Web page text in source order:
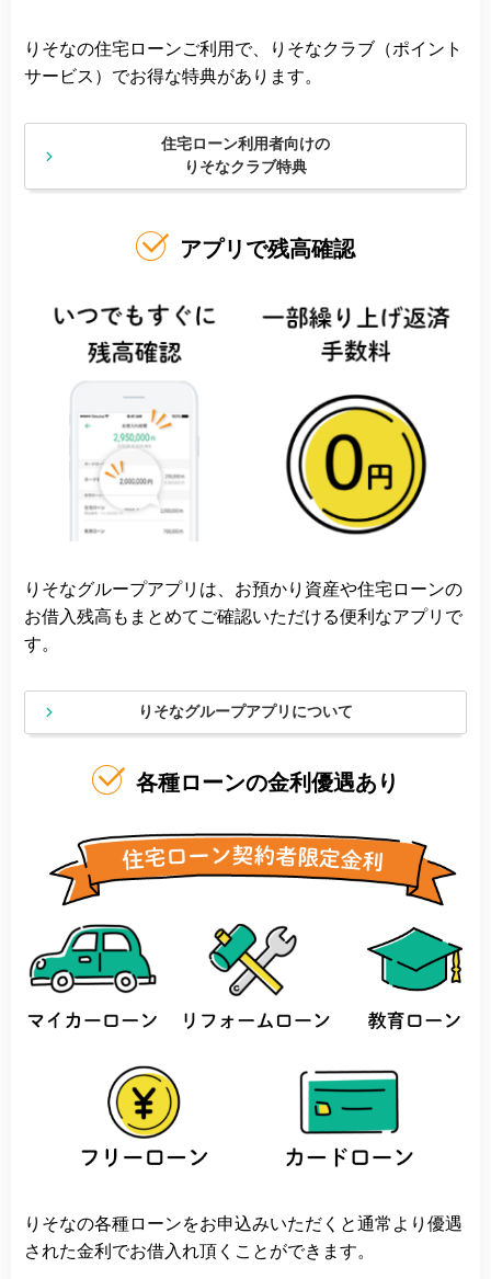
りそなの住宅ローンご利用で、りそなクラブ（ポイント
サービス）でお得な特典があります。
住宅ローン利用者向けの
りそなクラブ特典
アプリで残高確認
りそなグループアプリは、お預かり資産や住宅ローンの
お借入残高もまとめてご確認いただける便利なアプリで
す。
りそなグループアプリについて
各種ローンの金利優遇あり
りそなの各種ローンをお申込みいただくと通常より優遇
された金利でお借入れ頂くことができます。